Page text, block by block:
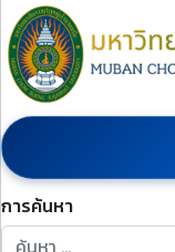
การค้นหา
การค้นหา